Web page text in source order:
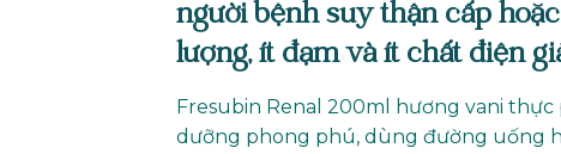
người bệnh suy thận cấp
lượng, ít đạm và ít chất điện
Fresubin Renal 200ml hương vani
dưỡng phong phú, dùng đường uống